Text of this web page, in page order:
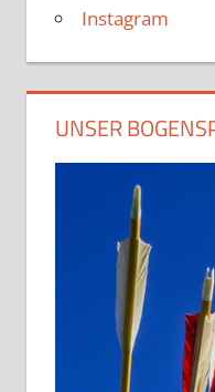
Instagram
UNSER